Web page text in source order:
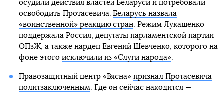
осудили действия властей Беларуси и потребовали
освободить Протасевича. Беларусь назвала
«воинственной» реакцию стран. Режим Лукашенко
поддержала Россия, депутаты парламентской партии
ОПзЖ, а также нардеп Евгений Шевченко, которого на
фоне этого исключили из «Слуги народа».
Правозащитный центр «Вясна» признал Протасевича
политзаключенным. Где он сейчас находится —